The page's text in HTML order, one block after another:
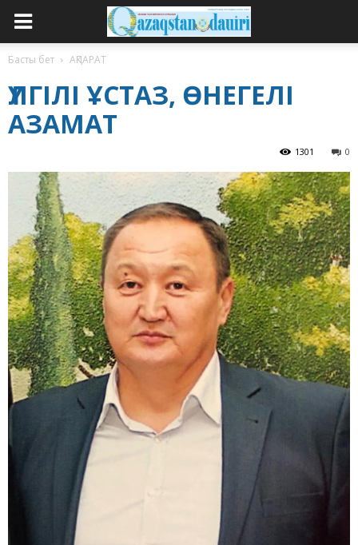
Басты бет АҚПАРАТ
ҮЛГІЛІ ҰСТАЗ, ӨНЕГЕЛІ
АЗАМАТ
0
1301